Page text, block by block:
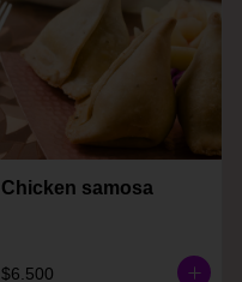
Chicken samosa
$6.500